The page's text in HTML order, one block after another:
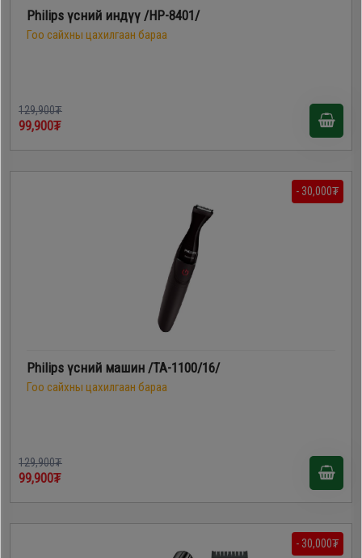
Philips үсний индүү /HP-8401/
Гоо сайхны цахилгаан бараа
129,900₮
99,900₮
- 30,000₮
Philips үсний машин /TA-1100/16/
Гоо сайхны цахилгаан бараа
129,900₮
99,900₮
- 30,000₮